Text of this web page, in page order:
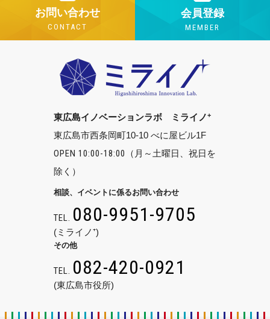
お問い合わせ
CONTACT
会員登録
MEMBER
東広島イノベーションラボ ミライノ+
東広島市西条岡町10-10 べに屋ビル1F
OPEN 10:00-18:00
（月～土曜日、祝日を
除く）
相談、イベントに係るお問い合わせ
TEL. 080-9951-9705
(ミライノ⁺)
その他
TEL. 082-420-0921
(東広島市役所)